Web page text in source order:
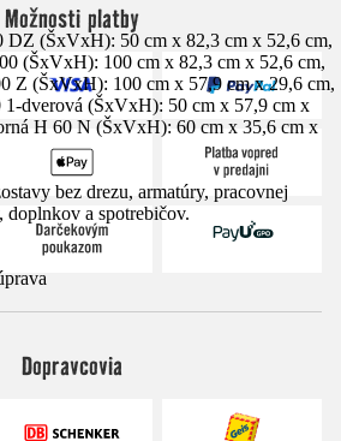
DZ (ŠxVxH): 50 cm x 82,3 cm x 52,6 cm,
(ŠxVxH): 100 cm x 82,3 cm x 52,6 cm,
Z (ŠxVxH): 100 cm x 57,9 cm x 29,6 cm,
1-dverová (ŠxVxH): 50 cm x 57,9 cm x
H 60 N (ŠxVxH): 60 cm x 35,6 cm x
bez drezu, armatúry, pracovnej
doplnkov a spotrebičov.
Možnosti platby
Dopravcovia